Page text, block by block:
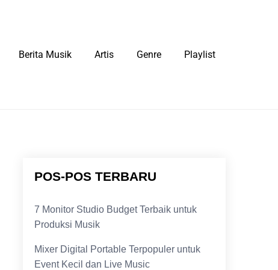
Berita Musik Artis Genre Playlist
POS-POS TERBARU
7 Monitor Studio Budget Terbaik untuk
Produksi Musik
Mixer Digital Portable Terpopuler untuk
Event Kecil dan Live Music